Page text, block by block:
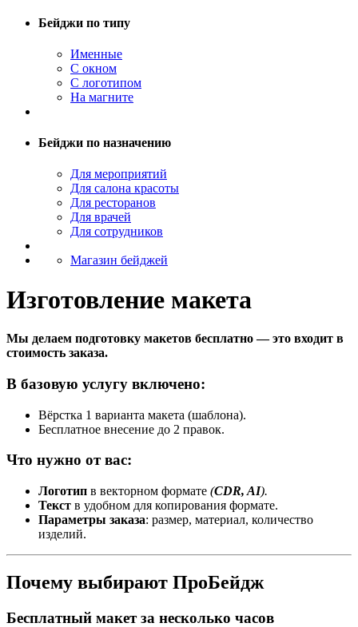
Бейджи по типу
Именные
С окном
С логотипом
На магните
Бейджи по назначению
Для мероприятий
Для салона красоты
Для ресторанов
Для врачей
Для сотрудников
Магазин бейджей
Изготовление макета
Мы делаем подготовку макетов бесплатно — это входит в
стоимость заказа.
В базовую услугу включено:
Вёрстка 1 варианта макета (шаблона).
Бесплатное внесение до 2 правок.
Что нужно от вас:
Логотип в векторном формате (CDR, AI).
Текст в удобном для копирования формате.
Параметры заказа: размер, материал, количество
изделий.
Почему выбирают ПроБейдж
Бесплатный макет за несколько часов